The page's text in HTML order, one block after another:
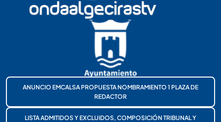
ANUNCIO EMCALSA PROPUESTA NOMBRAMIENTO 1 PLAZA DE
REDACTOR
LISTA ADMITIDOS Y EXCLUIDOS, COMPOSICIÓN TRIBUNAL Y